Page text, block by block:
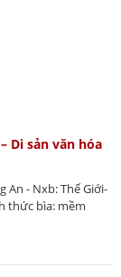
Di sản văn hóa
An - Nxb: Thế Giới-
thức bìa: mềm